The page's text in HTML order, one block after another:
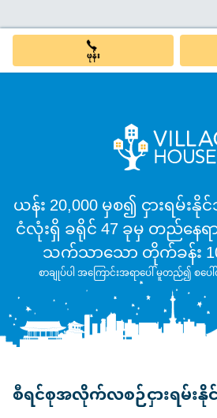
ဖုန်း
ယန်း 20,000 မှစ၍ ငှားရမ်း
ငံလုံးရှိ ခရိုင် 47 ခုမှ တည်နေရာ
သက်သာသော တိုက်ခန်း
စာချုပ်ပါ အကြောင်းအရာပေါ် မူတည်၍ စ
စီရင်စုအလိုက်လစဉ်ငှားရမ်း